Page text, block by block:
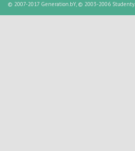
© 2007-2017 Generation.bY, © 2003-2006